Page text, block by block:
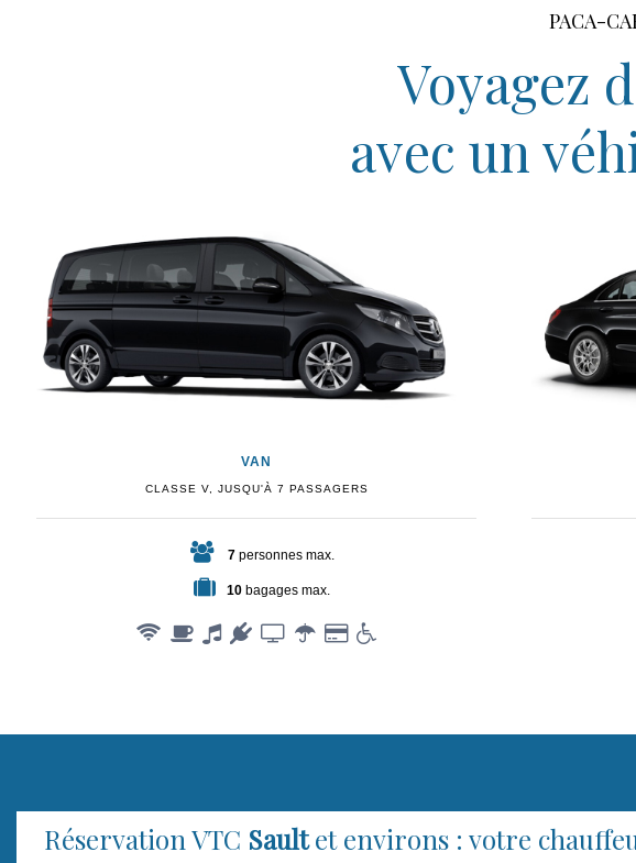
PACA-
Voyagez
avec un
VAN
CLASSE V, JUSQU'À 7 PASSAGERS
personnes max.
10bagages max.
Réservation VTC Saultet environs : votre